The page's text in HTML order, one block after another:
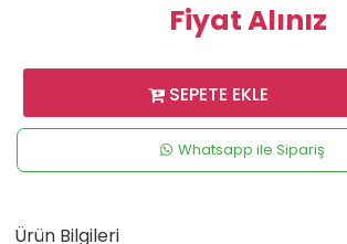
Fiyat Alınız
SEPETE EKLE
Whatsapp ile Sipariş
Ürün Bilgileri